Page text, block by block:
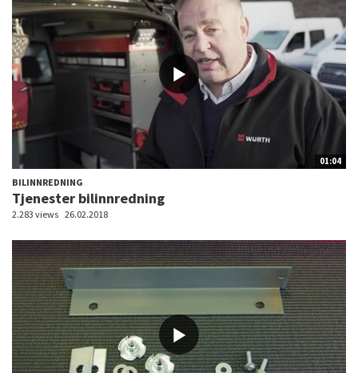
01:04
BILINNREDNING
Tjenester bilinnredning
2.283 views 26.02.2018